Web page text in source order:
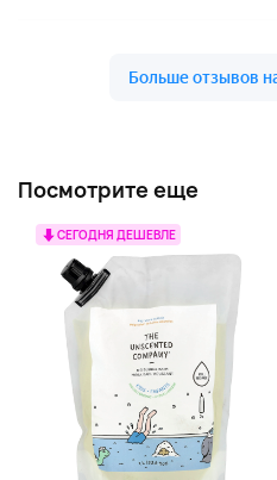
Посмотрите еще
СЕГОДНЯ ДЕШЕВЛЕ